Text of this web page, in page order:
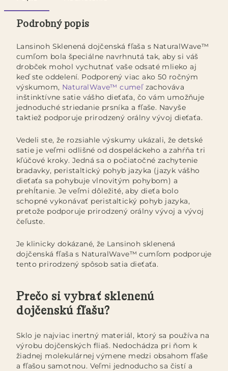
Podrobný popis
Lansinoh Sklenená dojčenská fľaša s NaturalWave™
cumľom bola špeciálne navrhnutá tak, aby si váš
drobček mohol vychutnať vaše odsaté mlieko aj
keď ste oddelení. Podporený viac ako 50 ročným
výskumom, NaturalWave™ cumeľ zachováva
inštinktívne satie vášho dieťaťa, čo vám umožňuje
jednoduché striedanie prsníka a fľaše. Navyše
taktiež podporuje prirodzený orálny vývoj dieťaťa.
Vedeli ste, že rozsiahle výskumy ukázali, že detské
satie je veľmi odlišné od dospeláckeho a zahŕňa tri
kľúčové kroky. Jedná sa o počiatočné zachytenie
bradavky, peristaltický pohyb jazyka (jazyk vášho
dieťaťa sa pohybuje vlnovitým pohybom) a
prehĺtanie. Je veľmi dôležité, aby dieťa bolo
schopné vykonávať peristaltický pohyb jazyka,
pretože podporuje prirodzený orálny vývoj a vývoj
čeľuste.
Je klinicky dokázané, že Lansinoh sklenená
dojčenská fľaša s NaturalWave™ cumľom podporuje
tento prirodzený spôsob satia dieťaťa.
Prečo si vybrať sklenenú
dojčenskú fľašu?
Sklo je najviac inertný materiál, ktorý sa používa na
výrobu dojčenských fliaš. Nedochádza pri ňom k
žiadnej molekulárnej výmene medzi obsahom fľaše
a fľašou samotnou. Veľmi jednoducho sa čistí a